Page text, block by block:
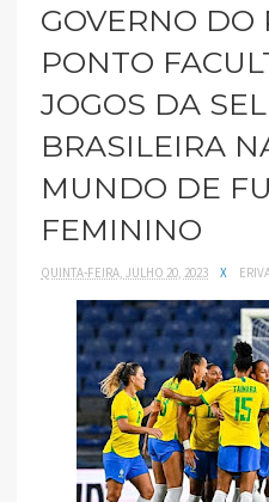
GOVERNO DO
PONTO
JOGOS DA
BRASILEIRA
MUNDO DE
FEMININO
QUINTA-FEIRA, JULHO 20, 2023 X